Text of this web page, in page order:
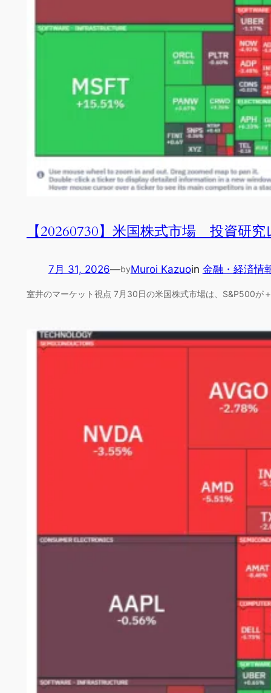
【20260730】米国株式市場 投資研
7月 31, 2026—byMuroi Kazuoin 金融・経済情
室井のマーケット視点 7月30日の米国株式市場は、S&P500が